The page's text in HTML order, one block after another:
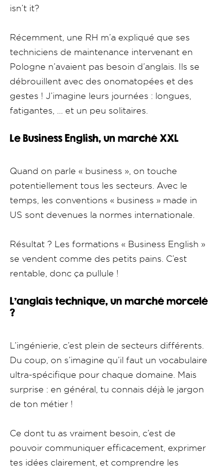
isn’t it?
Récemment, une RH m’a expliqué que ses
techniciens de maintenance intervenant en
Pologne n’avaient pas besoin d’anglais. Ils se
débrouillent avec des onomatopées et des
gestes ! J’imagine leurs journées : longues,
fatigantes, … et un peu solitaires.
Le Business English, un marché XXL
Quand on parle « business », on touche
potentiellement tous les secteurs. Avec le
temps, les conventions « business » made in
US sont devenues la normes internationale.
Résultat ? Les formations « Business English »
se vendent comme des petits pains. C’est
rentable, donc ça pullule !
L’anglais technique, un marché morcelé
?
L’ingénierie, c’est plein de secteurs différents.
Du coup, on s’imagine qu’il faut un vocabulaire
ultra-spécifique pour chaque domaine. Mais
surprise : en général, tu connais déjà le jargon
de ton métier !
Ce dont tu as vraiment besoin, c’est de
pouvoir communiquer efficacement, exprimer
tes idées clairement, et comprendre les